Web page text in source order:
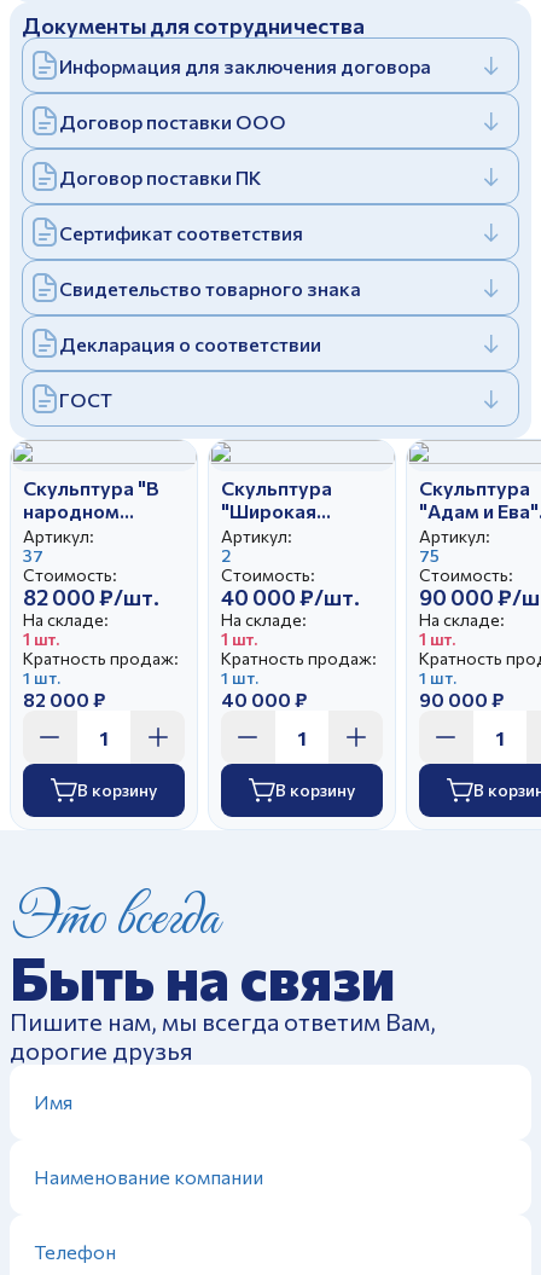
Отправить
Заполняя и отправляя форму, вы соглашаетесь
cполитикой конфиденциальности
Заполняя и отправляя форму, вы соглашаетесь
cполитикой конфиденциальности
Дулевский фарфоровый завод ©
Политика конфиденциальности
Документы для сотрудничества
Информация для заключения договора
Договор поставки ООО
Договор поставки ПК
Сертификат соответствия
Свидетельство товарного знака
Декларация о соответствии
ГОСТ
Скульптура "В
народном
театре" автор
Бржезицкая А.Д.
Артикул:
37
Стоимость:
82 000 ₽/шт.
На складе:
1 шт.
Кратность продаж:
1 шт.
82 000 ₽
В корзину
Скульптура
"Широкая
масленица"
автор Чечулина
Г.Д.
Артикул:
2
Стоимость:
40 000 ₽/шт.
На складе:
1 шт.
Кратность продаж:
1 шт.
40 000 ₽
В корзину
Скульптура
"Адам и Ева"
автор
Е.И.
Артикул:
75
Стоимость:
90 000 ₽/
На складе:
1 шт.
Кратность
1 шт.
90 000 ₽
В
Это всегда
Быть на связи
Пишите нам, мы всегда ответим Вам,
дорогие друзья